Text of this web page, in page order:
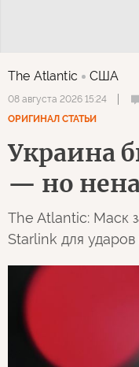
The Atlantic США
08 августа 2026 15:24
ОРИГИНАЛ СТАТЬИ
Украина
— но
The Atlantic: Маск
Starlink для ударов